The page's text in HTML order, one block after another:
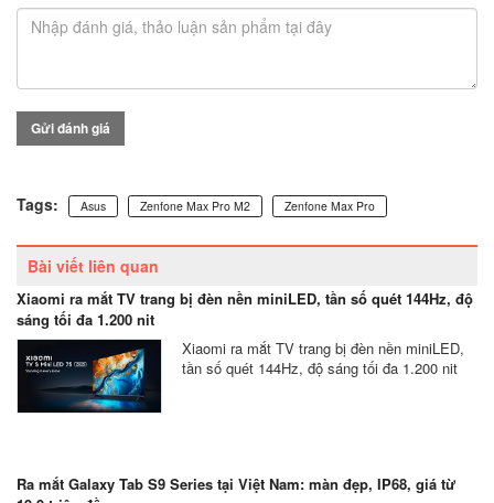
Gửi đánh giá
Tags: Asus Zenfone Max Pro M2 Zenfone Max Pro
Bài viết liên quan
Xiaomi ra mắt TV trang bị đèn nền miniLED, tần số quét 144Hz, độ
sáng tối đa 1.200 nit
Xiaomi ra mắt TV trang bị đèn nền miniLED,
tần số quét 144Hz, độ sáng tối đa 1.200 nit
Ra mắt Galaxy Tab S9 Series tại Việt Nam: màn đẹp, IP68, giá từ